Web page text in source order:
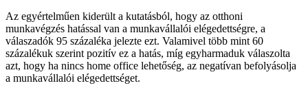
Az egyértelműen kiderült a kutatásból, hogy az otthoni
munkavégzés hatással van a munkavállalói elégedettségre, a
válaszadók 95 százaléka jelezte ezt. Valamivel több mint 60
százalékuk szerint pozitív ez a hatás, míg egyharmaduk válaszolta
azt, hogy ha nincs home office lehetőség, az negatívan befolyásolja
a munkavállalói elégedettséget.